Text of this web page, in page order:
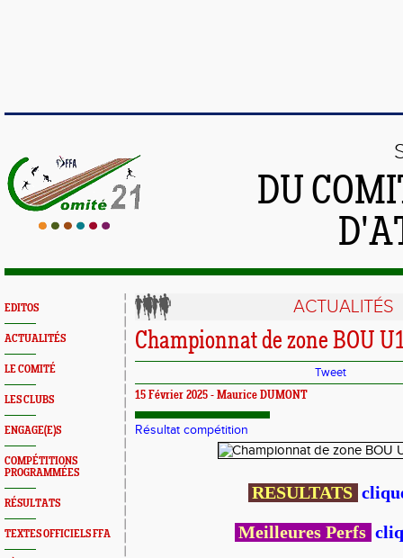
DU
EDITOS
ACTUALITÉS
LE COMITÉ
LES CLUBS
ENGAGE(E)S
COMPÉTITIONS
PROGRAMMÉES
RÉSULTATS
TEXTES OFFICIELS FFA
ACTUALITÉS
Championnat de zone BOU
Tweet
15 Février 2025 - Maurice DUMONT
Résultat compétition
RESULTATS
Meilleures Perfs